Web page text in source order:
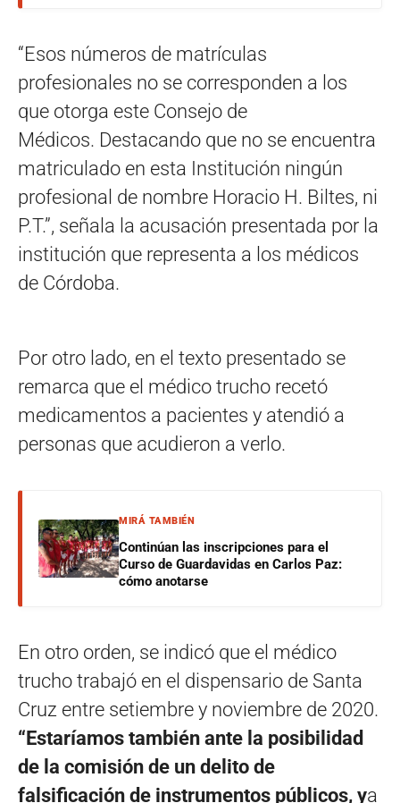
“Esos números de matrículas
profesionales no se corresponden a los
que otorga este Consejo de
Médicos. Destacando que no se encuentra
matriculado en esta Institución ningún
profesional de nombre Horacio H. Biltes, ni
P.T.”, señala la acusación presentada por la
institución que representa a los médicos
de Córdoba.
Por otro lado, en el texto presentado se
remarca que el médico trucho recetó
medicamentos a pacientes y atendió a
personas que acudieron a verlo.
MIRÁ TAMBIÉN
Continúan las inscripciones para el
Curso de Guardavidas en Carlos Paz:
cómo anotarse
En otro orden, se indicó que el médico
trucho trabajó en el dispensario de Santa
Cruz entre setiembre y noviembre de 2020.
“Estaríamos también ante la posibilidad
de la comisión de un delito de
falsificación de instrumentos públicos, ya